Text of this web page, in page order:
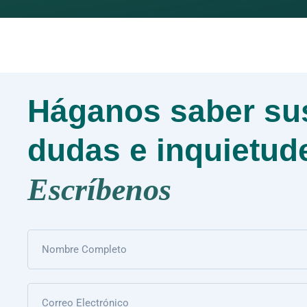
Háganos saber
dudas e
Escríbenos